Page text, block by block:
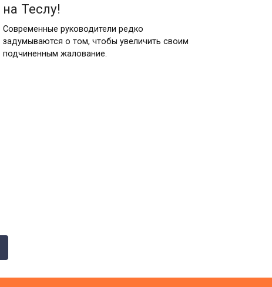
на Теслу!
Современные руководители редко
задумываются о том, чтобы увеличить своим
подчиненным жалование.